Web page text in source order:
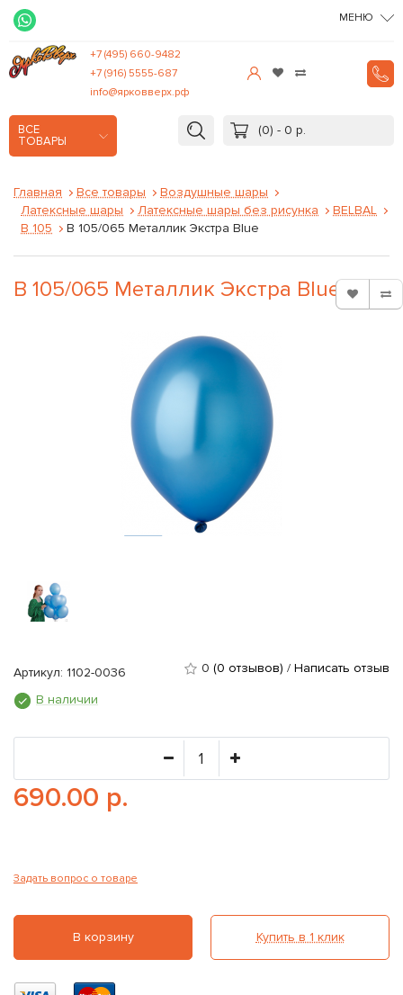
МЕНЮ
+7 (495) 660-9482
+7 (916) 5555-687
info@ярковверх.рф
ВСЕ
ТОВАРЫ
(0) - 0 р.
Главная Все товары
Воздушные шары
Латексные шары
Латексные шары без рисунка
BELBAL
B 105
В 105/065 Металлик Экстра Blue
В 105/065 Металлик Экстра Blue
Артикул: 1102-0036 0 (0 отзывов) / Написать отзыв
В наличии
690.00 р.
Задать вопрос о товаре
В корзину Купить в 1 клик